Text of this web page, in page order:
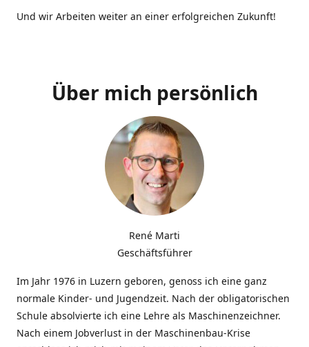
Und wir Arbeiten weiter an einer erfolgreichen Zukunft!
Über mich persönlich
René Marti
Geschäftsführer
Im Jahr 1976 in Luzern geboren, genoss ich eine ganz
normale Kinder- und Jugendzeit. Nach der obligatorischen
Schule absolvierte ich eine Lehre als Maschinenzeichner.
Nach einem Jobverlust in der Maschinenbau-Krise